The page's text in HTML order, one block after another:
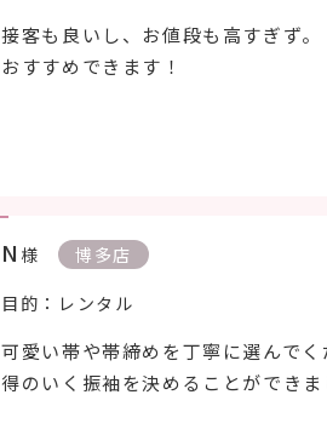
接客も良いし、お値段も高すぎず。
おすすめできます！
N 様
博多店
目的：レンタル
可愛い帯や帯締めを丁寧に選んでく
得のいく振袖を決めることができま